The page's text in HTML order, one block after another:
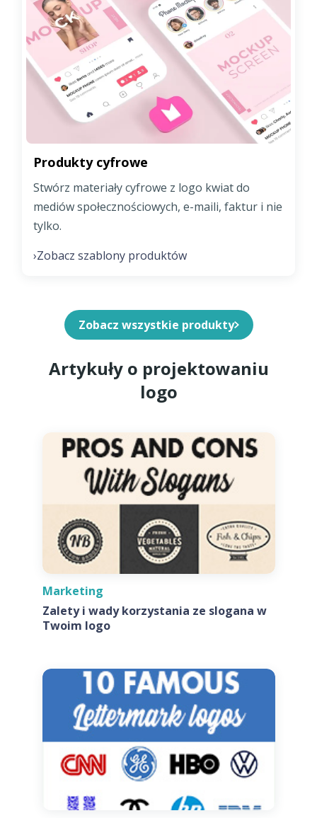
Produkty cyfrowe
Stwórz materiały cyfrowe z logo kwiat do
mediów społecznościowych, e-maili, faktur i nie
tylko.
›Zobacz szablony produktów
Zobacz wszystkie produkty
Artykuły o projektowaniu
logo
Marketing
Zalety i wady korzystania ze slogana w
Twoim logo